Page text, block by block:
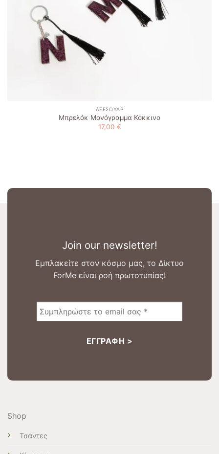
ΑΞΕΣΟΥΆΡ
Μπρελόκ Μονόγραμμα Κόκκινο
17,00 €
Join our newsletter!
Εμπλακείτε στον κόσμο μας, το Δίκτυο
ForMe είναι ροή πρωτοτυπίας!
Shop
Τσάντες